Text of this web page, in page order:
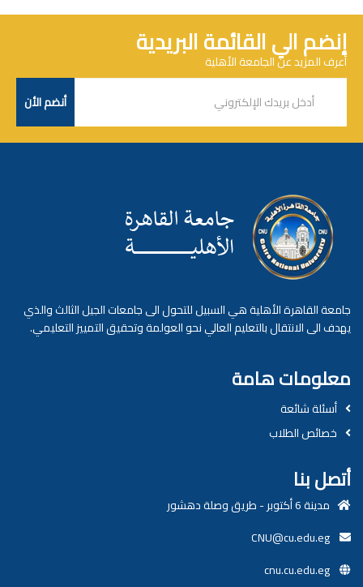
إنضم الي القائمة البريدية
أعرف المزيد عن الجامعة الأهلية
جامعة القاهرة الأهلية هي السبيل للتحول الى جامعات الجيل الثالث والذي
يهدف الى الانتقال بالتعليم العالي نحو العولمة وتحقيق التمييز التعليمي.
معلومات هامة
أسئلة شائعة
خصائص الطلاب
أتصل بنا
مدينة 6 أكتوبر - طريق وصلة دهشور
CNU@cu.edu.eg
cnu.cu.edu.eg